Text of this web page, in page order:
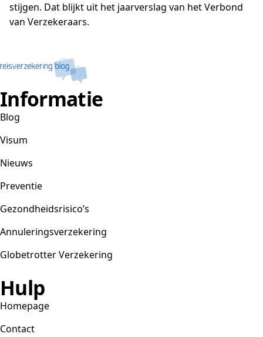
stijgen. Dat blijkt uit het jaarverslag van het Verbond
van Verzekeraars.
Informatie
Blog
Visum
Nieuws
Preventie
Gezondheidsrisico’s
Annuleringsverzekering
Globetrotter Verzekering
Hulp
Homepage
Contact